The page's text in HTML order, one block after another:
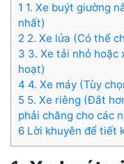
1 1. Xe buýt giường
nhất)
2 2. Xe lửa (Có thể
3 3. Xe tải nhỏ hoặc
hoạt)
4 4. Xe máy (Tùy
5 5. Xe riêng (Đắt
phải chăng cho các
6 Lời khuyên để tiết